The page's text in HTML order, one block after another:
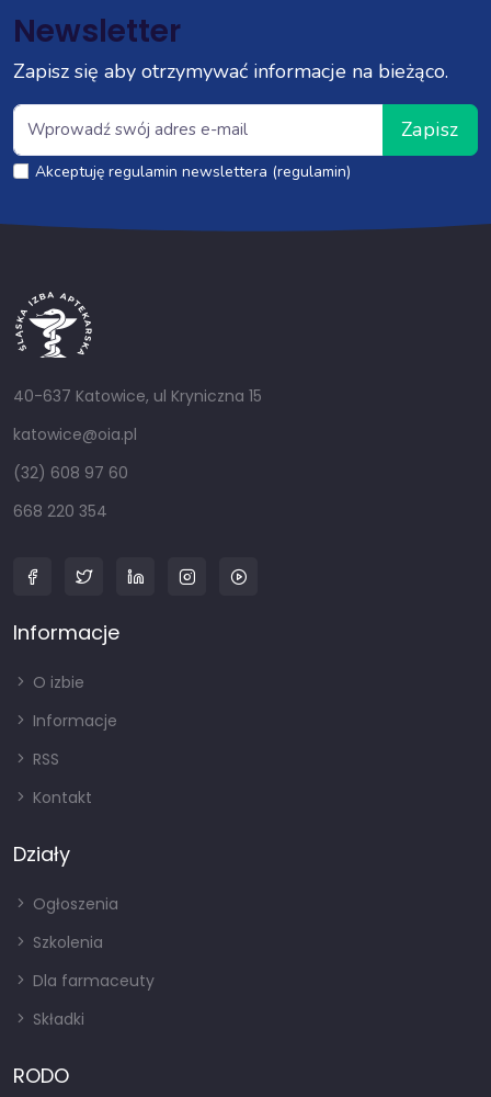
Newsletter
Zapisz się aby otrzymywać informacje na bieżąco.
Zapisz
Akceptuję regulamin newslettera (regulamin)
40-637 Katowice, ul Kryniczna 15
katowice@oia.pl
(32) 608 97 60
668 220 354
Informacje
O izbie
Informacje
RSS
Kontakt
Działy
Ogłoszenia
Szkolenia
Dla farmaceuty
Składki
RODO